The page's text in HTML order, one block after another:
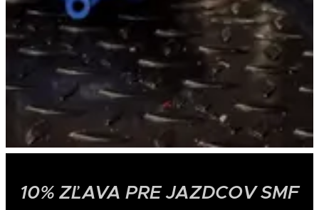
10% ZĽAVA PREJAZDCOV SMF